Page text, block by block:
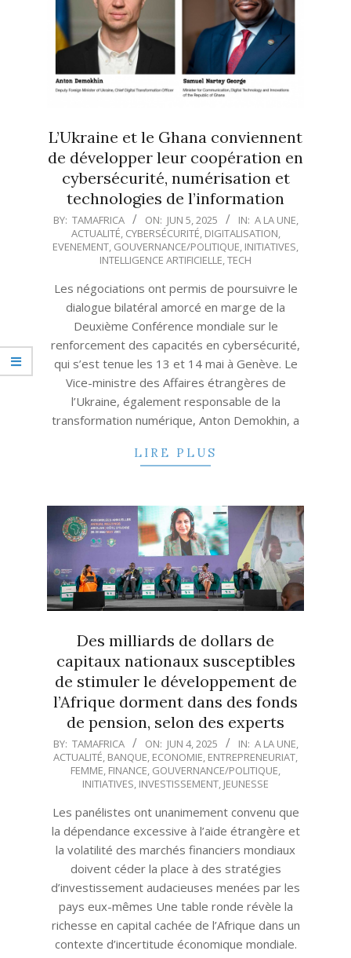
L’Ukraine et le Ghana conviennent
de développer leur coopération en
cybersécurité, numérisation et
technologies de l’information
2025-
05
BY: TAMAFRICA ON: JUN 5, 2025 IN: A LA UNE,
ACTUALITÉ, CYBERSÉCURITÉ, DIGITALISATION,
EVENEMENT, GOUVERNANCE/POLITIQUE, INITIATIVES,
INTELLIGENCE ARTIFICIELLE,TECH
Les négociations ont permis de poursuivre le
dialogue bilatéral amorcé en marge de la
Deuxième Conférence mondiale sur le
renforcement des capacités en cybersécurité,
qui s’est tenue les 13 et 14 mai à Genève. Le
Vice-ministre des Affaires étrangères de
l’Ukraine, également responsable de la
transformation numérique, Anton Demokhin, a
LIRE PLUS
Des milliards de dollars de
capitaux nationaux susceptibles
de stimuler le développement de
l’Afrique dorment dans des fonds
de pension, selon des experts
2025-
06-
BY: TAMAFRICA ON: JUN 4, 2025 IN: A LA UNE,
ACTUALITÉ, BANQUE, ECONOMIE, ENTREPRENEURIAT,
FEMME, FINANCE, GOUVERNANCE/POLITIQUE,
INITIATIVES, INVESTISSEMENT, JEUNESSE
Les panélistes ont unanimement convenu que
la dépendance excessive à l’aide étrangère et
la volatilité des marchés financiers mondiaux
doivent céder la place à des stratégies
d’investissement audacieuses menées par les
pays eux-mêmes Une table ronde révèle la
richesse en capital cachée de l’Afrique dans un
contexte d’incertitude économique mondiale.